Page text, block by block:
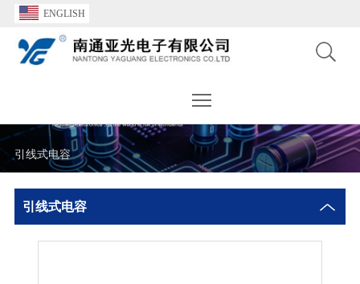
ENGLISH
引线式电容
引线式电容